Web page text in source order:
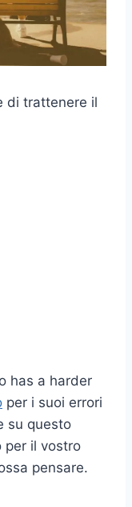
di trattenere il
has a harder
per i suoi errori
su questo
per il vostro
pensare.